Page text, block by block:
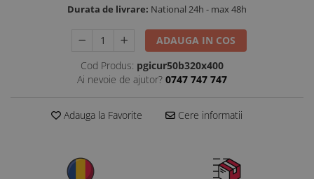
Durata de livrare: National 24h - max 48h
ADAUGA IN COS
Cod Produs: pgicur50b320x400
Ai nevoie de ajutor? 0747 747 747
Adauga la Favorite Cere informatii